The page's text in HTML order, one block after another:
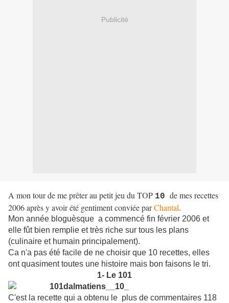
Publicité
A mon tour de me prêter au petit jeu du TOP 10 de mes recettes
2006 après y avoir été gentiment conviée parChantal.
Mon année bloguèsque a commencé fin février 2006 et
elle fût bien remplie et très riche sur tous les plans
(culinaire et humain principalement).
Ca n'a pas été facile de ne choisir que 10 recettes, elles
ont quasiment toutes une histoire mais bon faisons le tri.
1- Le 101
C'est la recette qui a obtenu le plus de commentaires 118